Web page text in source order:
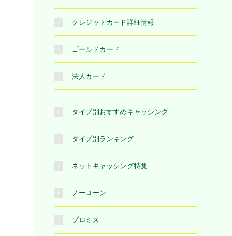
クレジットカード詳細情報
ゴールドカード
法人カード
タイプ別おすすめキャッシング
タイプ別ランキング
ネットキャッシング特集
ノーローン
プロミス